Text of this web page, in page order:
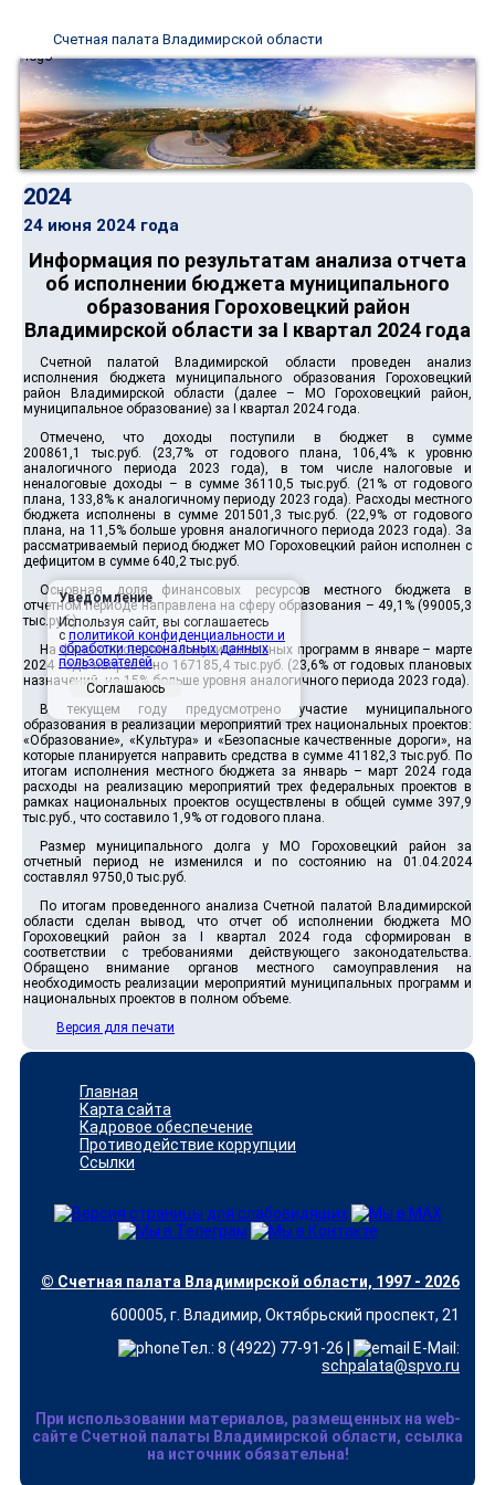
Счетная палата Владимирской области
2024
24 июня 2024 года
Информация по результатам анализа отчета
об исполнении бюджета муниципального
образования Гороховецкий район
Владимирской области за I квартал 2024 года
Счетной палатой Владимирской области проведен анализ
исполнения бюджета муниципального образования Гороховецкий
район Владимирской области (далее – МО Гороховецкий район,
муниципальное образование) за I квартал 2024 года.
Отмечено, что доходы поступили в бюджет в сумме
200861,1 тыс.руб. (23,7% от годового плана, 106,4% к уровню
аналогичного периода 2023 года), в том числе налоговые и
неналоговые доходы – в сумме 36110,5 тыс.руб. (21% от годового
плана, 133,8% к аналогичному периоду 2023 года). Расходы местного
бюджета исполнены в сумме 201501,3 тыс.руб. (22,9% от годового
плана, на 11,5% больше уровня аналогичного периода 2023 года). За
рассматриваемый период бюджет МО Гороховецкий район исполнен с
дефицитом в сумме 640,2 тыс.руб.
Основная доля финансовых ресурсов местного бюджета в
отчетном периоде направлена на сферу образования – 49,1% (99005,3
тыс.руб.).
На финансирование 18 муниципальных программ в январе – марте
2024 года направлено 167185,4 тыс.руб. (23,6% от годовых плановых
назначений, на 15% больше уровня аналогичного периода 2023 года).
В текущем году предусмотрено участие муниципального
образования в реализации мероприятий трех национальных проектов:
«Образование», «Культура» и «Безопасные качественные дороги», на
которые планируется направить средства в сумме 41182,3 тыс.руб. По
итогам исполнения местного бюджета за январь – март 2024 года
расходы на реализацию мероприятий трех федеральных проектов в
рамках национальных проектов осуществлены в общей сумме 397,9
тыс.руб., что составило 1,9% от годового плана.
Размер муниципального долга у МО Гороховецкий район за
отчетный период не изменился и по состоянию на 01.04.2024
составлял 9750,0 тыс.руб.
По итогам проведенного анализа Счетной палатой Владимирской
области сделан вывод, что отчет об исполнении бюджета МО
Гороховецкий район за I квартал 2024 года сформирован в
соответствии с требованиями действующего законодательства.
Обращено внимание органов местного самоуправления на
необходимость реализации мероприятий муниципальных программ и
национальных проектов в полном объеме.
Версия для печати
Главная
Карта сайта
Кадровое обеспечение
Противодействие коррупции
Ссылки
© Счетная палата Владимирской области, 1997 - 2026
600005, г. Владимир, Октябрьский проспект, 21
Тел.: 8 (4922) 77-91-26 |
E-Mail:
schpalata@spvo.ru
При использовании материалов, размещенных на web-
сайте Счетной палаты Владимирской области, ссылка
на источник обязательна!
Уведомление
Используя сайт, вы соглашаетесь
с политикой конфиденциальности и
обработки персональных данных
пользователей.
Соглашаюсь